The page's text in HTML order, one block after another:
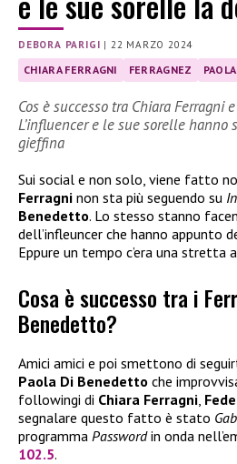
DEBORA PARIGI | 22 MARZO 2024
CHIARA FERRAGNI FERRAGNEZ
Cos è successo tra Chiara Ferragni
L’influencer e le sue sorelle hanno
gieffina
Sui social e non solo, viene fatto
Ferragni non sta più seguendo su
Benedetto. Lo stesso stanno
dell’infleuncer che hanno appunto
Eppure un tempo c’era una stretta
Cosa è successo tra i
Benedetto?
Amici amici e poi smettono di
Paola Di Benedetto che
followingi di Chiara Ferragni
segnalare questo fatto è stato
programma Passwordin onda
102.5.